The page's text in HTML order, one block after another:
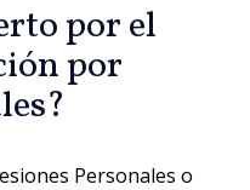
por el
por
Personales o